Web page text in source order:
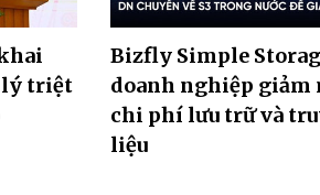
lý triệt
Bizfly Simple
doanh nghiệp giảm
chi phí lưu trữ và
liệu